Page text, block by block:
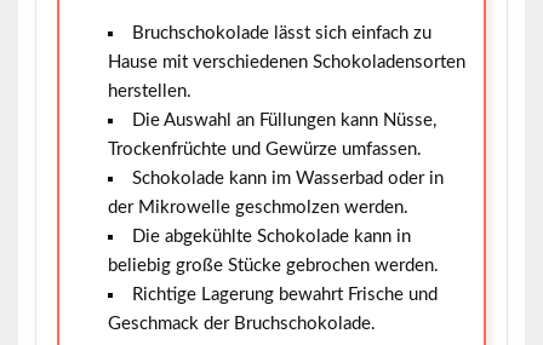
Bruchschokolade lässt sich einfach zu
Hause mit verschiedenen Schokoladensorten
herstellen.
Die Auswahl an Füllungen kann Nüsse,
Trockenfrüchte und Gewürze umfassen.
Schokolade kann im Wasserbad oder in
der Mikrowelle geschmolzen werden.
Die abgekühlte Schokolade kann in
beliebig große Stücke gebrochen werden.
Richtige Lagerung bewahrt Frische und
Geschmack der Bruchschokolade.